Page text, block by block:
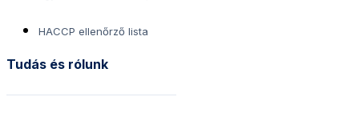
HACCP ellenőrző lista
Tudás és rólunk